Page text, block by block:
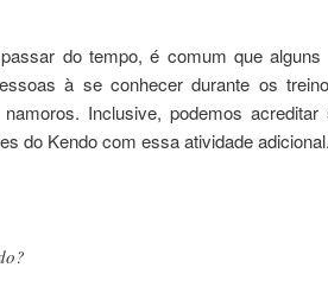
do tempo, é comum que alguns
à se conhecer durante os
Inclusive, podemos acreditar
do Kendo com essa atividade adicional.